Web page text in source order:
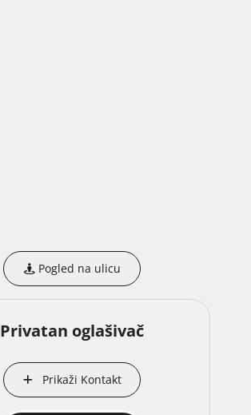
Pogled na ulicu
Privatan oglašivač
Prikaži Kontakt